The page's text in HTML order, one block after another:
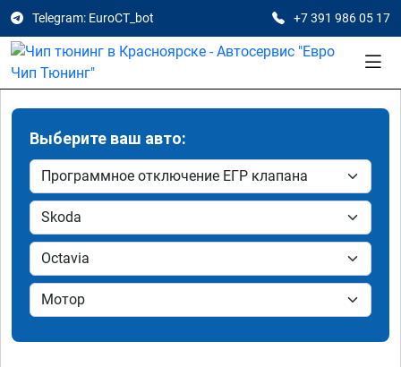
Telegram: EuroCT_bot +7 391 986 05 17
Выберите ваш авто: